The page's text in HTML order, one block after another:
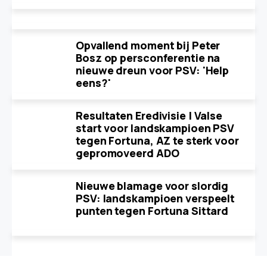
Opvallend moment bij Peter
Bosz op persconferentie na
nieuwe dreun voor PSV: 'Help
eens?'
Resultaten Eredivisie | Valse
start voor landskampioen PSV
tegen Fortuna, AZ te sterk voor
gepromoveerd ADO
Nieuwe blamage voor slordig
PSV: landskampioen verspeelt
punten tegen Fortuna Sittard